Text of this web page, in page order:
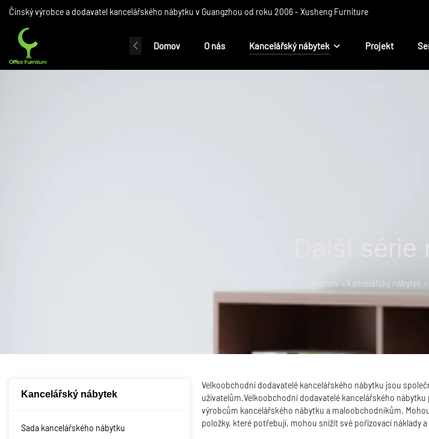
Čínský výrobce a dodavatel kancelářského nábytku v Guangzhou od roku 2006 ​​- Xusheng Furniture
Domov O nás Kancelářský nábytek Projekt
Další
Domov > Kancelářský nábytek >
Kancelářský nábytek
Sada kancelářského nábytku
Velkoobchodní dodavatelé kancelářského nábytku jsou
uživatelům.Velkoobchodní dodavatelé kancelářského
výrobcům kancelářského nábytku a maloobchodníkům.
položky, které potřebují, mohou snížit své pořizovací náklady